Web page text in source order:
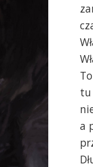
tu
a